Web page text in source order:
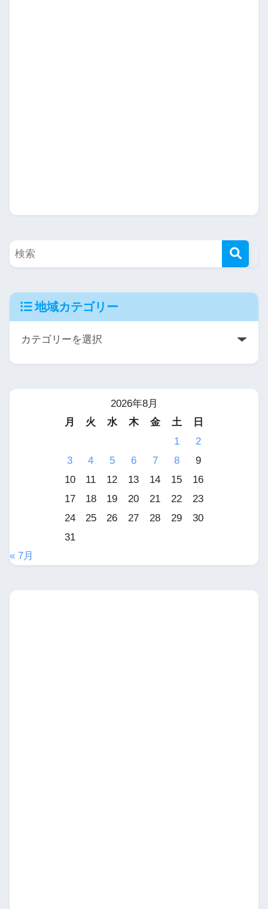
地域カテゴリー
2026年8月
月
火 水 木 金 土
日
1
2
3
4 5 6 7 8
9
10
11 12 13 14 15
16
17
18 19 20 21 22
23
24
25 26 27 28 29
30
31
« 7月